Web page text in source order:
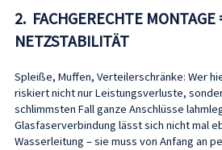
2. FACHGERECHTE MONTAGE
NETZSTABILITÄT
Spleiße, Muffen, Verteilerschränke: Wer
riskiert nicht nur Leistungsverluste,
schlimmsten Fall ganze Anschlüsse
Glasfaserverbindung lässt sich nicht mal
Wasserleitung – sie muss von Anfang an